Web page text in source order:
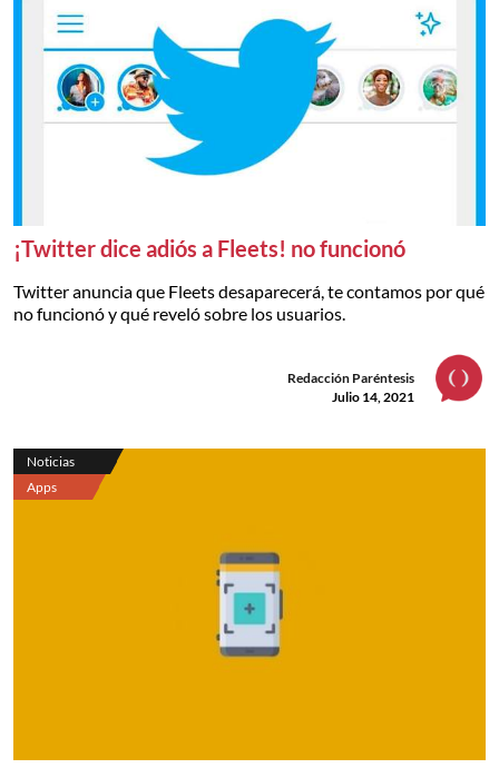
¡Twitter dice adiós a Fleets! no funcionó
Twitter anuncia que Fleets desaparecerá, te contamos por qué
no funcionó y qué reveló sobre los usuarios.
Redacción Paréntesis
Julio 14, 2021
Noticias
Apps